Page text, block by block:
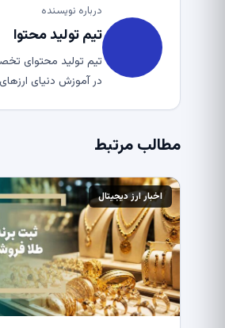
درباره نویسنده
تیم تولید محتوا
تیم تولید محتوای
در آموزش دنیای
مطالب مرتبط
اخبار ارز دیجیتال